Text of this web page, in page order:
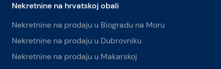
Nekretnine na hrvatskoj obali
Nekretnine na prodaju u Biogradu na Moru
Nekretnine na prodaju u Dubrovniku
Nekretnine na prodaju u Makarskoj